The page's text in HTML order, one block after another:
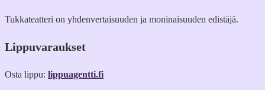
Tukkateatteri on yhdenvertaisuuden ja moninaisuuden edistäjä.
Lippuvaraukset
Osta lippu: lippuagentti.fi